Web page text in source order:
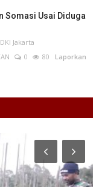
Somasi Usai Diduga
DKI Jakarta
0 80 Laporkan